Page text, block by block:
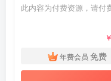
此内容为付费资源，请付
￥
年费会员 免费